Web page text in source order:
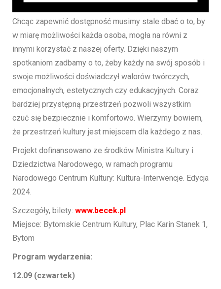
Chcąc zapewnić dostępność musimy stale dbać o to, by
w miarę możliwości każda osoba, mogła na równi z
innymi korzystać z naszej oferty. Dzięki naszym
spotkaniom zadbamy o to, żeby każdy na swój sposób i
swoje możliwości doświadczył walorów twórczych,
emocjonalnych, estetycznych czy edukacyjnych. Coraz
bardziej przystępną przestrzeń pozwoli wszystkim
czuć się bezpiecznie i komfortowo. Wierzymy bowiem,
że przestrzeń kultury jest miejscem dla każdego z nas.
Projekt dofinansowano ze środków Ministra Kultury i
Dziedzictwa Narodowego, w ramach programu
Narodowego Centrum Kultury: Kultura-Interwencje. Edycja
2024.
Szczegóły, bilety: www.becek.pl
Miejsce: Bytomskie Centrum Kultury, Plac Karin Stanek 1,
Bytom
Program wydarzenia:
12.09 (czwartek)